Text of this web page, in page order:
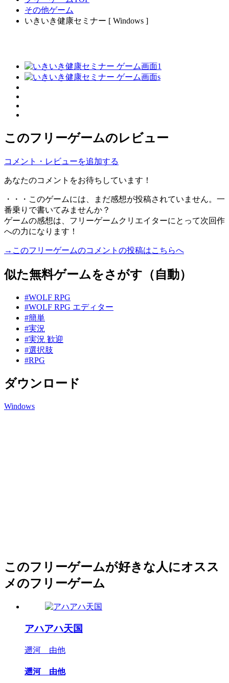
その他ゲーム
いきいき健康セミナー [ Windows ]
このフリーゲームのレビュー
コメント・レビューを追加する
あなたのコメントをお待ちしています！
・・・このゲームには、まだ感想が投稿されていません。一
番乗りで書いてみませんか？
ゲームの感想は、フリーゲームクリエイターにとって次回作
への力になります！
→このフリーゲームのコメントの投稿はこちらへ
似た無料ゲームをさがす（自動）
#WOLF RPG
#WOLF RPG エディター
#簡単
#実況
#実況 歓迎
#選択肢
#RPG
ダウンロード
Windows
このフリーゲームが好きな人にオスス
メのフリーゲーム
アハアハ天国
遡河 由他
遡河 由他